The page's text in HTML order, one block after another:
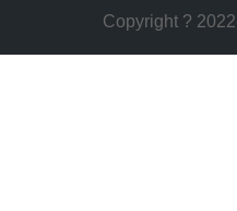
Copyright ?